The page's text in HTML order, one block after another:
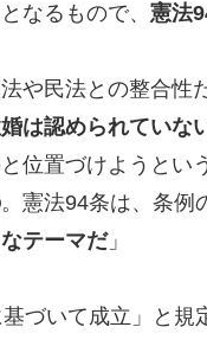
なるもので、 憲法
民法との整合性
は認められていな
位置づけようと
。憲法94条は、条例
テーマだ」
づいて成立」と規